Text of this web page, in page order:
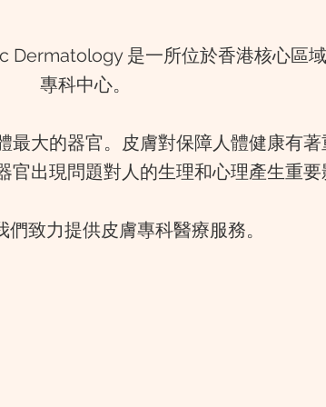
Dermatology 是一所位於香港核心區
專科中心。
大的器官。皮膚對保障人體健康有著
出現問題對人的生理和心理產生重要
們致力提供皮膚專科醫療服務。